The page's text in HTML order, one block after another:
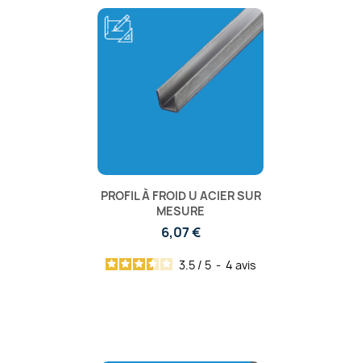
PROFIL À FROID U ACIER SUR
MESURE
6,07 €
3.5 / 5 - 4 avis